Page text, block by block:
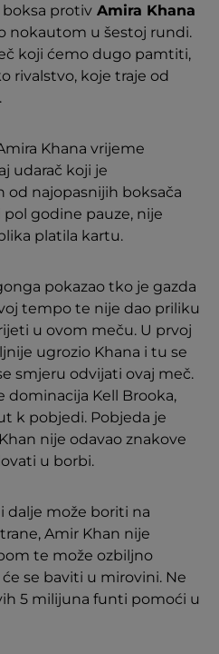
protiv Amira Khana
nokautom u šestoj rundi.
koji ćemo dugo pamtiti,
rivalstvo, koje traje od
Khana vrijeme
udarač koji je
od najopasnijih boksača
godine pauze, nije
platila kartu.
pokazao tko je gazda
tempo te nije dao priliku
u ovom meču. U prvoj
ugrozio Khana i tu se
smjeru odvijati ovaj meč.
dominacija Kell Brooka,
k pobjedi. Pobjeda je
nije odavao znakove
u borbi.
dalje može boriti na
Amir Khan nije
te može ozbiljno
se baviti u mirovini. Ne
5 milijuna funti pomoći u